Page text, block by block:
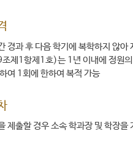
경과 후 다음 학기에 복학하지 않아
제1항제1호)는 1년 이내에 정원
여 1회에 한하여 복적 가능
제출할 경우 소속 학과장 및 학장을